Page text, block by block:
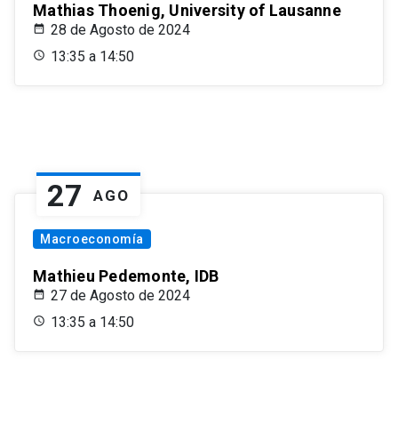
Mathias Thoenig, University of Lausanne
28 de Agosto de 2024
13:35 a 14:50
27 AGO
Macroeconomía
Mathieu Pedemonte, IDB
27 de Agosto de 2024
13:35 a 14:50